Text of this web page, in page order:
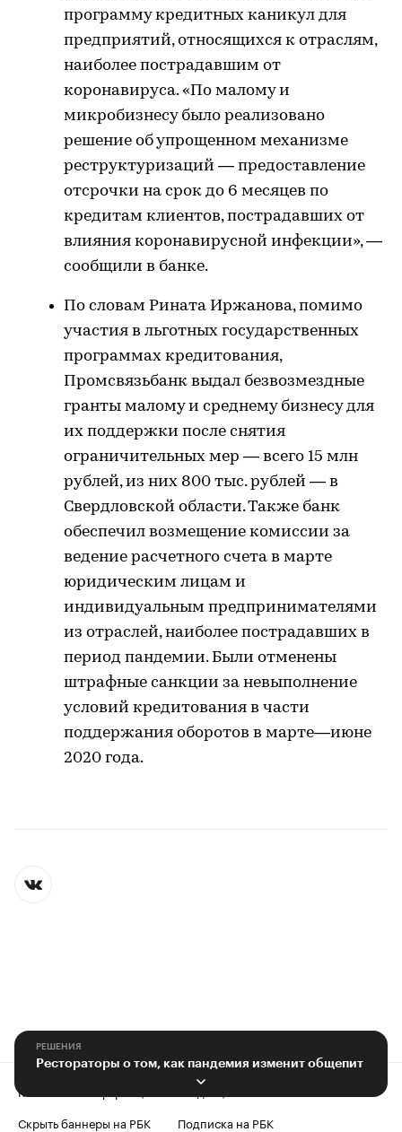
программу кредитных каникул для
предприятий, относящихся к отраслям,
наиболее пострадавшим от
коронавируса. «По малому и
микробизнесу было реализовано
решение об упрощенном механизме
реструктуризаций — предоставление
отсрочки на срок до 6 месяцев по
кредитам клиентов, пострадавших от
влияния коронавирусной инфекции», —
сообщили в банке.
По словам Рината Иржанова, помимо
участия в льготных государственных
программах кредитования,
Промсвязьбанк выдал безвозмездные
гранты малому и среднему бизнесу для
их поддержки после снятия
ограничительных мер — всего 15 млн
рублей, из них 800 тыс. рублей — в
Свердловской области. Также банк
обеспечил возмещение комиссии за
ведение расчетного счета в марте
юридическим лицам и
индивидуальным предпринимателями
из отраслей, наиболее пострадавших в
период пандемии. Были отменены
штрафные санкции за невыполнение
условий кредитования в части
поддержания оборотов в марте—июне
2020 года.
РЕШЕНИЯ
Рестораторы о том, как пандемия изменит общепит
Контактная информация
Скрыть баннеры на РБК
Подписка на РБК